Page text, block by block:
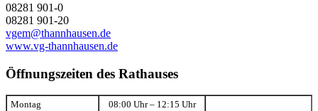
08281 901-0
08281 901-20
vgem@thannhausen.de
www.vg-thannhausen.de
Öffnungszeiten des Rathauses
Montag 08:00 Uhr – 12:15 Uhr